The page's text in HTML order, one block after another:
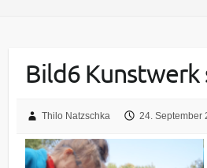
Bild6 Kunstwerk
Thilo Natzschka 24. September